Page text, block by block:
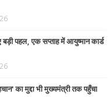
पहल, एक सप्ताह में आयुष्मान कार्ड
का मुद्दा भी मुख्यमंत्री तक पहुँचा